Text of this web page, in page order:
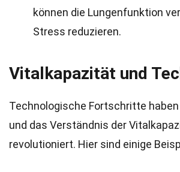
können die Lungenfunktion
Stress reduzieren.
Vitalkapazität und
Technologische Fortschritte
und das Verständnis der
revolutioniert. Hier sind einige